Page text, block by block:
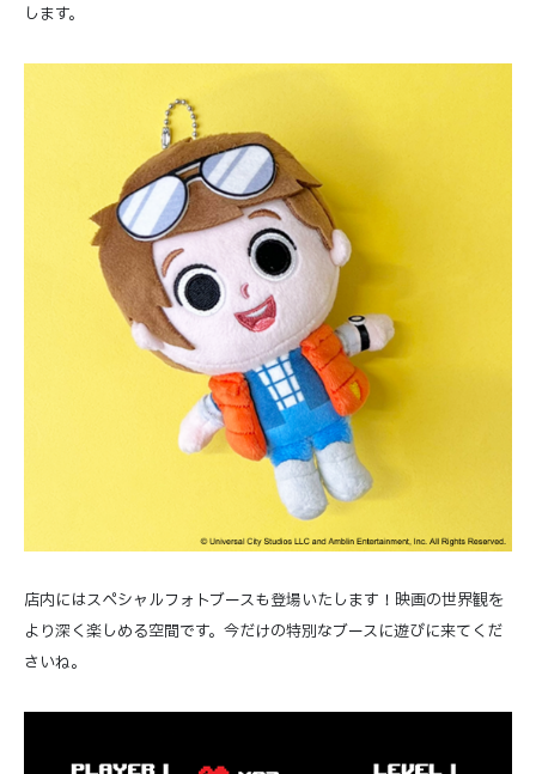
します。
店内にはスペシャルフォトブースも登場いたします！映画の世界観を
より深く楽しめる空間です。今だけの特別なブースに遊びに来てくだ
さいね。